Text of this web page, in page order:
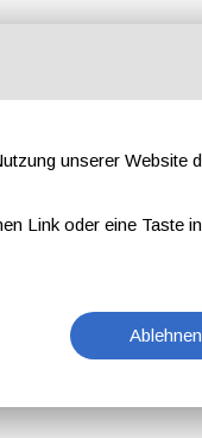
unserer Website
Link oder eine Taste
Ablehnen